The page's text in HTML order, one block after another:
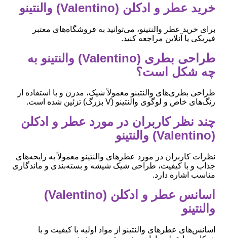
خرید عطر و ادکلن (Valentino) والنتینو
برای خرید عطر والنتینو، می‌توانید به فروشگاه‌های معتبر
فیزیکی یا آنلاین مراجعه کنید.
طراحی بطری (Valentino) والنتینو به
چه شکل است؟
طراحی بطری‌های والنتینو معمولاً شیک، مدرن و با استفاده از
رنگ‌های خاص و لوگوی والنتینو (V بزرگ) تزئین شده است.
چند نظر کاربران در مورد عطر و ادکلن
(Valentino) والنتینو
نظرات کاربران در مورد عطرهای والنتینو معمولاً به رایحه‌های
جذاب و با کیفیت، طراحی شیک شیشه و بسته‌بندی و ماندگاری
مناسب اشاره دارد.
اسانس عطر و ادکلن (Valentino)
والنتینو
اسانس‌های عطرهای والنتینو از مواد اولیه با کیفیت و با